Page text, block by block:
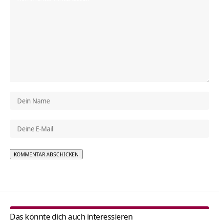
Das könnte dich auch interessieren